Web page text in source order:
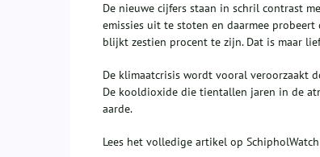
De nieuwe cijfers staan in schril contrast
emissies uit te stoten en daarmee
blijkt zestien procent te zijn. Dat is maar
De klimaatcrisis wordt vooral veroorzaakt
De kooldioxide die tientallen jaren in de
aarde.
Lees het volledige artikel op SchipholWatch